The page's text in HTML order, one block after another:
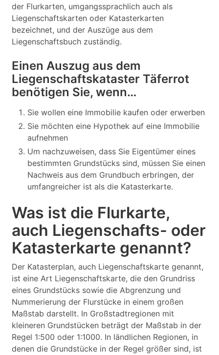
der Flurkarten, umgangssprachlich auch als
Liegenschaftskarten oder Katasterkarten
bezeichnet, und der Auszüge aus dem
Liegenschaftsbuch zuständig.
Einen Auszug aus dem
Liegenschaftskataster Täferrot
benötigen Sie, wenn…
Sie wollen eine Immobilie kaufen oder erwerben
Sie möchten eine Hypothek auf eine Immobilie
aufnehmen
Um nachzuweisen, dass Sie Eigentümer eines
bestimmten Grundstücks sind, müssen Sie einen
Nachweis aus dem Grundbuch erbringen, der
umfangreicher ist als die Katasterkarte.
Was ist die Flurkarte,
auch Liegenschafts- oder
Katasterkarte genannt?
Der Katasterplan, auch Liegenschaftskarte genannt,
ist eine Art Liegenschaftskarte, die den Grundriss
eines Grundstücks sowie die Abgrenzung und
Nummerierung der Flurstücke in einem großen
Maßstab darstellt. In Großstadtregionen mit
kleineren Grundstücken beträgt der Maßstab in der
Regel 1:500 oder 1:1000. In ländlichen Regionen, in
denen die Grundstücke in der Regel größer sind, ist